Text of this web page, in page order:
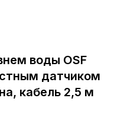
воды OSF
датчиком
кабель 2,5 м